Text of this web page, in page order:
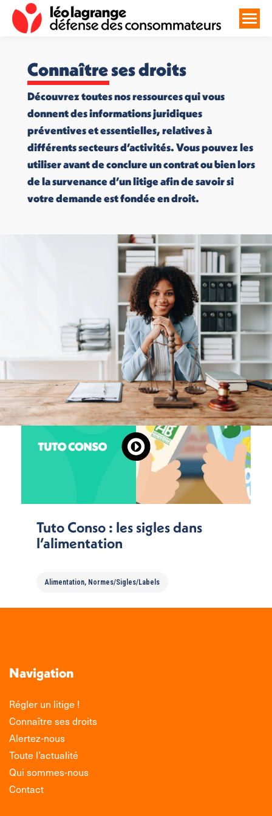
Connaître ses droits
Découvrez toutes nos ressources qui vous
donnent des informations juridiques
préventives et essentielles, relatives à
différents secteurs d’activités. Vous pouvez les
utiliser avant de conclure un contrat ou bien lors
de la survenance d’un litige afin de savoir si
votre demande est fondée en droit.
Tuto Conso : les sigles dans
l’alimentation
Alimentation, Normes/Sigles/Labels
Navigation
Régler un litige !
Connaître ses droits
Alertez-nous
Toute l’actualité
Qui sommes-nous
Contact